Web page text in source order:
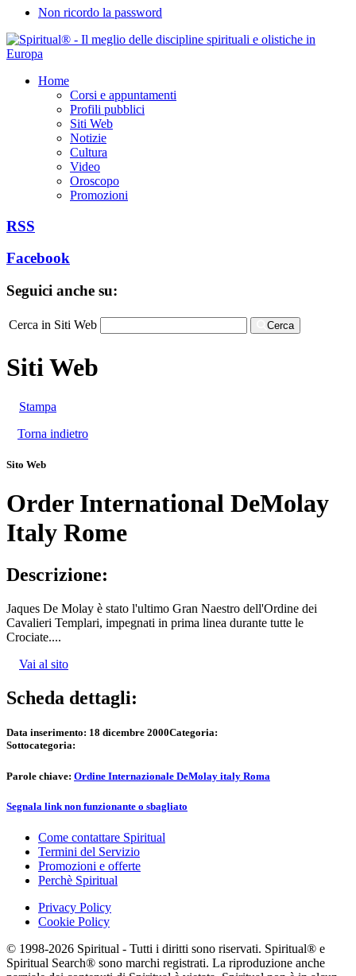
Non ricordo la password
Home
Corsi e appuntamenti
Profili pubblici
Siti Web
Notizie
Cultura
Video
Oroscopo
Promozioni
RSS
Facebook
Seguici anche su:
Cerca in Siti Web Cerca
Siti Web
Stampa
Torna indietro
Sito Web
Order International DeMolay
Italy Rome
Descrizione:
Jaques De Molay è stato l'ultimo Gran Naestro dell'Ordine dei
Cavalieri Templari, impegnati in prima linea durante tutte le
Crociate....
Vai al sito
Scheda dettagli:
Data inserimento: 18 dicembre 2000Categoria:
Sottocategoria:
Parole chiave: Ordine Internazionale DeMolay italy Roma
Segnala link non funzionante o sbagliato
Come contattare Spiritual
Termini del Servizio
Promozioni e offerte
Perchè Spiritual
Privacy Policy
Cookie Policy
© 1998-2026 Spiritual - Tutti i diritti sono riservati. Spiritual® e
Spiritual Search® sono marchi registrati. La riproduzione anche